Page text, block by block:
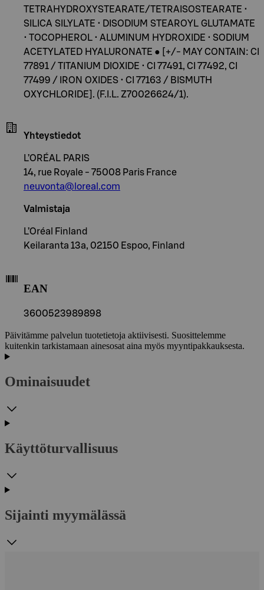
TETRAHYDROXYSTEARATE/TETRAISOSTEARATE •
SILICA SILYLATE • DISODIUM STEAROYL GLUTAMATE
• TOCOPHEROL • ALUMINUM HYDROXIDE • SODIUM
ACETYLATED HYALURONATE ● [+/- MAY CONTAIN: CI
77891 / TITANIUM DIOXIDE • CI 77491, CI 77492, CI
77499 / IRON OXIDES • CI 77163 / BISMUTH
OXYCHLORIDE]. (F.I.L. Z70026624/1).
Yhteystiedot
L’ORÉAL PARIS
14, rue Royale - 75008 Paris France
neuvonta@loreal.com
Valmistaja
L’Oréal Finland
Keilaranta 13a, 02150 Espoo, Finland
EAN
3600523989898
Päivitämme palvelun tuotetietoja aktiivisesti. Suosittelemme
kuitenkin tarkistamaan ainesosat aina myös myyntipakkauksesta.
Ominaisuudet
Käyttöturvallisuus
Sijainti myymälässä